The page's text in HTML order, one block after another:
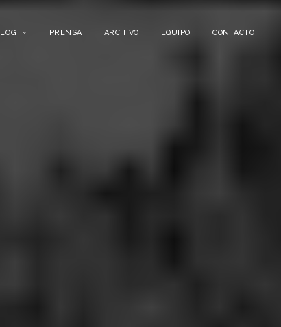
PRENSA ARCHIVO EQUIPO CONTACTO